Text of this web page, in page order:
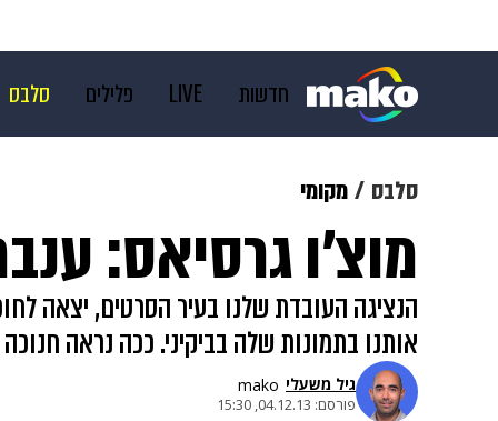
חדשות LIVE פלילים סלבס
גאווה ויוה משפט תשעה
סלבס מקומי
מוצ'ו גרסיאס:
הנציגה העובדת שלנו בעיר הסרטים, יצאה
אותנו בתמונות שלה בביקיני. ככה נראה
גיל משעלי mako
פורסם: 04.12.13, 15:30